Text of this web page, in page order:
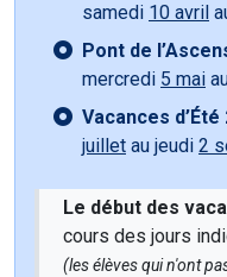
samedi 10 avril
Pont de
mercredi 5 mai
Vacances
juillet au jeudi 2
Le début des
cours des jours
(les élèves qui n'ont